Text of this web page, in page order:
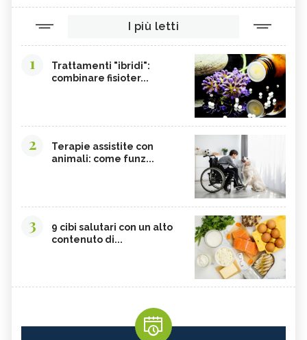
I più letti
1
Trattamenti "ibridi":
combinare fisioter...
2
Terapie assistite con
animali: come funz...
3
9 cibi salutari con un alto
contenuto di...